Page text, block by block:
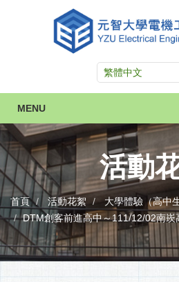
MENU
活動
首頁 活動花絮
大學體驗（高中
DTM創客前進高中～111/12/02南崁